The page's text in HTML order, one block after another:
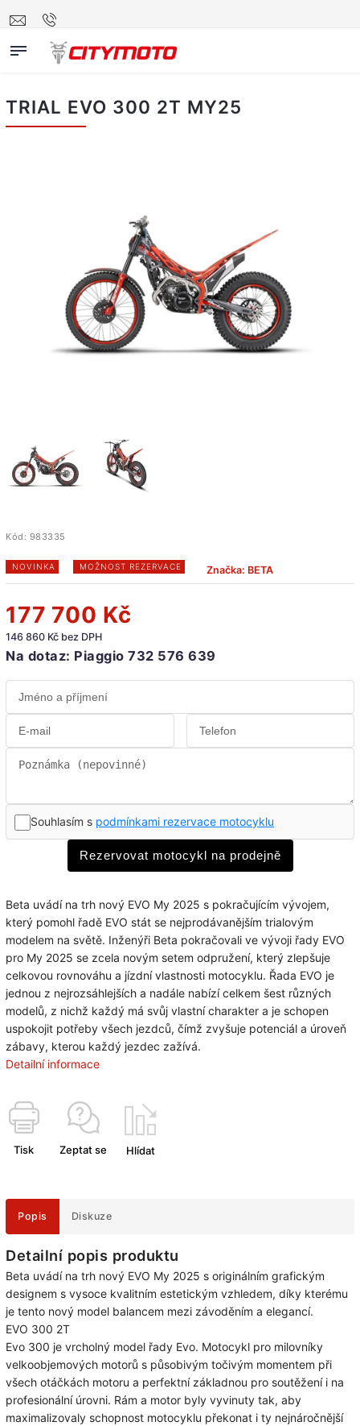
TRIAL EVO 300 2T MY25
Kód: 983335
NOVINKA MOŽNOST REZERVACE Značka: BETA
177 700 Kč
146 860 Kč bez DPH
Na dotaz: Piaggio 732 576 639
Souhlasím s podmínkami rezervace motocyklu
Rezervovat motocykl na prodejně
Beta uvádí na trh nový EVO My 2025 s pokračujícím vývojem,
který pomohl řadě EVO stát se nejprodávanějším trialovým
modelem na světě. Inženýři Beta pokračovali ve vývoji řady EVO
pro My 2025 se zcela novým setem odpružení, který zlepšuje
celkovou rovnováhu a jízdní vlastnosti motocyklu. Řada EVO je
jednou z nejrozsáhlejších a nadále nabízí celkem šest různých
modelů, z nichž každý má svůj vlastní charakter a je schopen
uspokojit potřeby všech jezdců, čímž zvyšuje potenciál a úroveň
zábavy, kterou každý jezdec zažívá.
Detailní informace
Tisk Zeptat se Hlídat
Popis Diskuze
Detailní popis produktu
Beta uvádí na trh nový EVO My 2025 s originálním grafickým
designem s vysoce kvalitním estetickým vzhledem, díky kterému
je tento nový model balancem mezi závoděním a elegancí.
EVO 300 2T
Evo 300 je vrcholný model řady Evo. Motocykl pro milovníky
velkoobjemových motorů s působivým točivým momentem při
všech otáčkách motoru a perfektní základnou pro soutěžení i na
profesionální úrovni. Rám a motor byly vyvinuty tak, aby
maximalizovaly schopnost motocyklu překonat i ty nejnáročnější